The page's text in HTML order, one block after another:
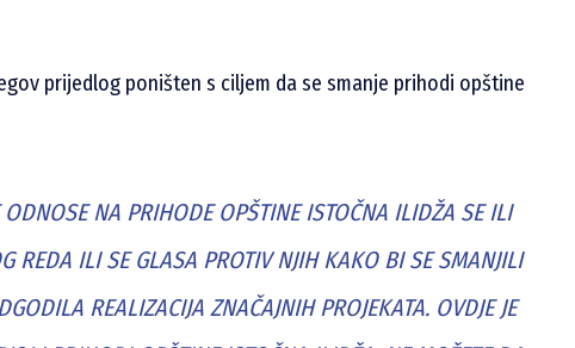
prijedlog poništen s ciljem da se smanje prihodi opštine
ODNOSE NA PRIHODE OPŠTINE ISTOČNA ILIDŽA SE ILI
REDA ILI SE GLASA PROTIV NJIH KAKO BI SE SMANJILI
REALIZACIJA ZNAČAJNIH PROJEKATA. OVDJE JE